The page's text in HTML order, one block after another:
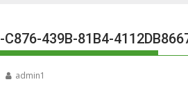
C876-439B-81B4-
admin1